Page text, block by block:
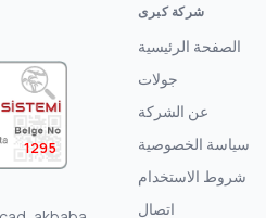
1295
شركة كبرى
الصفحة الرئيسية
جولات
عن الشركة
سياسة الخصوصية
شروط الاستخدام
اتصال